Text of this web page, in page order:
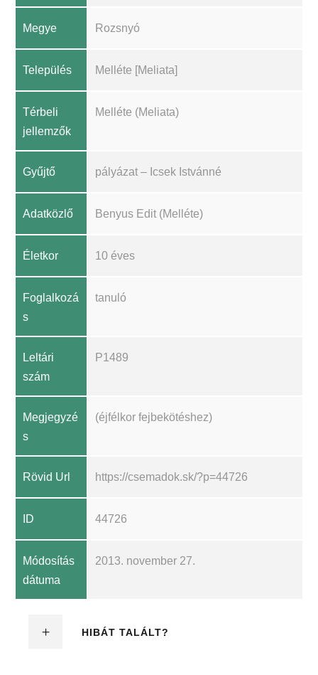
Megye Rozsnyó
Település Melléte [Meliata]
Térbeli
jellemzők
Melléte (Meliata)
Gyűjtő pályázat – Icsek Istvánné
Adatközlő Benyus Edit (Melléte)
Életkor 10 éves
Foglalkozá
s
tanuló
Leltári
szám
P1489
Megjegyzé
s
(éjfélkor fejbekötéshez)
Rövid Url https://csemadok.sk/?p=44726
ID 44726
Módosítás
dátuma
2013. november 27.
HIBÁT TALÁLT?